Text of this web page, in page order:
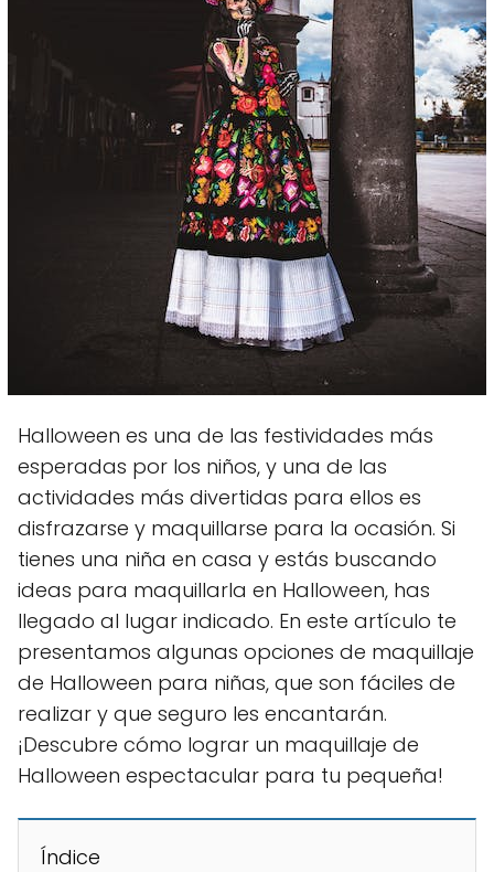
Halloween es una de las festividades más
esperadas por los niños, y una de las
actividades más divertidas para ellos es
disfrazarse y maquillarse para la ocasión. Si
tienes una niña en casa y estás buscando
ideas para maquillarla en Halloween, has
llegado al lugar indicado. En este artículo te
presentamos algunas opciones de maquillaje
de Halloween para niñas, que son fáciles de
realizar y que seguro les encantarán.
¡Descubre cómo lograr un maquillaje de
Halloween espectacular para tu pequeña!
Índice